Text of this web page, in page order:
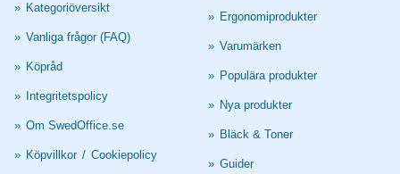
» Kategoriöversikt
» Vanliga frågor (FAQ)
» Köpråd
» Integritetspolicy
» Om SwedOffice.se
» Köpvillkor / Cookiepolicy
» Ergonomiprodukter
» Varumärken
» Populära produkter
» Nya produkter
» Bläck & Toner
» Guider